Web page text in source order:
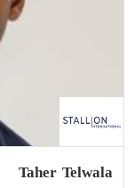
Taher Telwala